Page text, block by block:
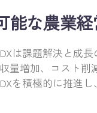
能な農業
は課題解決と成
量増加、コスト
を積極的に推進